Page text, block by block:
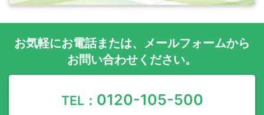
お気軽にお電話または、 メールフォームから
お問い合わせください。
TEL： 0120-105-500